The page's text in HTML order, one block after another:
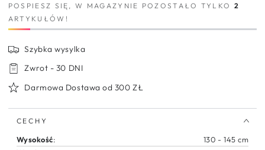
Stylowy
plecak
szkolny
dla
młodzieży
dziewczęcy
wzory
Stylowy
plecak
szkolny
młodzieży
dziewczęcy
wzory
POSPIESZ SIĘ, W MAGAZYNIE POZOSTAŁO TYLKO 2
ARTYKUŁÓW!
Szybka wysylka
Zwrot - 30 DNI
Darmowa Dostawa od 300 ZŁ
CECHY
Wysokość:
130 - 145 cm